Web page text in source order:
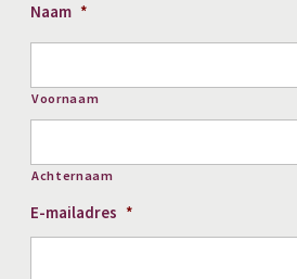
Naam *
Voornaam
Achternaam
E-mailadres *